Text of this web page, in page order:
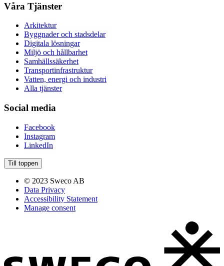
Våra Tjänster
Arkitektur
Byggnader och stadsdelar
Digitala lösningar
Miljö och hållbarhet
Samhällssäkerhet
Transportinfrastruktur
Vatten, energi och industri
Alla tjänster
Social media
Facebook
Instagram
LinkedIn
Till toppen
© 2023 Sweco AB
Data Privacy
Accessibility Statement
Manage consent